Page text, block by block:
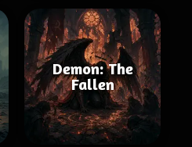
Demon: The
Fallen